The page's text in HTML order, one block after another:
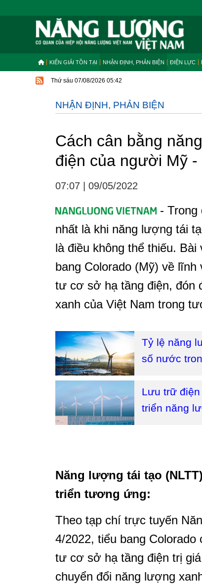
KIẾN GIẢI TỒN TẠI NHẬN ĐỊNH, PHẢN BIỆN ĐIỆN LỰC
Thứ sáu 07/08/2026 05:42
NHẬN ĐỊNH, PHẢN BIỆN
Cách cân bằng
điện của người Mỹ
07:07 09/05/2022
- Trong
nhất là khi năng lượng tái
là điều không thể thiếu.
bang Colorado (Mỹ) về
tư cơ sở hạ tầng điện, đón
xanh của Việt Nam trong
Tỷ lệ năng
số nước
Lưu trữ điện
triển năng
Năng lượng tái tạo
triển tương ứng:
Theo tạp chí trực tuyến
4/2022, tiểu bang Colorado
tư cơ sở hạ tầng điện trị
chuyển đổi năng lượng